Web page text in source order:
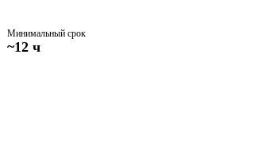
Минимальный срок
~12 ч